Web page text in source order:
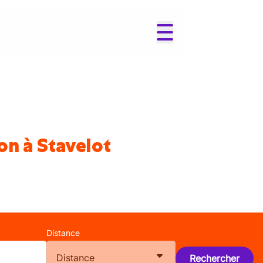
à Stavelot
Distance
Distance Rechercher